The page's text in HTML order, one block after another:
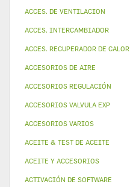
ACCES. DE VENTILACION
ACCES. INTERCAMBIADOR
ACCES. RECUPERADOR DE CALOR
ACCESORIOS DE AIRE
ACCESORIOS REGULACIÓN
ACCESORIOS VALVULA EXP
ACCESORIOS VARIOS
ACEITE & TEST DE ACEITE
ACEITE Y ACCESORIOS
ACTIVACIÓN DE SOFTWARE